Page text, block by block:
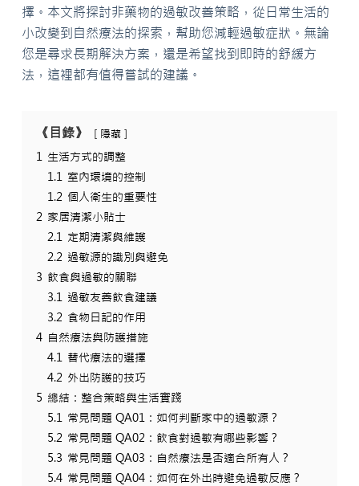
擇。本文將探討非藥物的過敏改善策略，從日常生活的
小改變到自然療法的探索，幫助您減輕過敏症狀。無論
您是尋求長期解決方案，還是希望找到即時的舒緩方
法，這裡都有值得嘗試的建議。
《目錄》 隱藏
1 生活方式的調整
1.1 室內環境的控制
1.2 個人衛生的重要性
2 家居清潔小貼士
2.1 定期清潔與維護
2.2 過敏源的識別與避免
3 飲食與過敏的關聯
3.1 過敏友善飲食建議
3.2 食物日記的作用
4 自然療法與防護措施
4.1 替代療法的選擇
4.2 外出防護的技巧
5 總結：整合策略與生活實踐
5.1 常見問題 QA01：如何判斷家中的過敏源？
5.2 常見問題 QA02：飲食對過敏有哪些影響？
5.3 常見問題 QA03：自然療法是否適合所有人？
5.4 常見問題 QA04：如何在外出時避免過敏反應？